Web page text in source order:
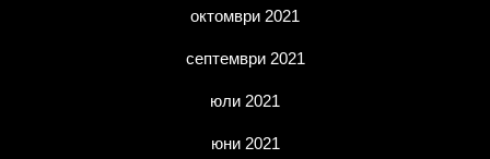
октомври 2021
септември 2021
юли 2021
юни 2021